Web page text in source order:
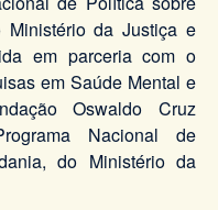
da Justiça e
em parceria com o
em Saúde Mental e
Oswaldo Cruz
Nacional de
do Ministério da